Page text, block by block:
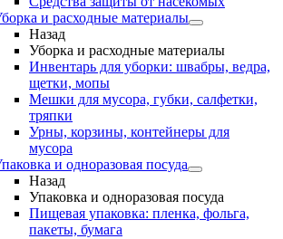
и расходные материалы
Назад
Уборка и расходные материалы
Инвентарь для уборки: швабры, ведра,
щетки, мопы
Мешки для мусора, губки, салфетки,
тряпки
Урны, корзины, контейнеры для
мусора
и одноразовая посуда
Назад
Упаковка и одноразовая посуда
Пищевая упаковка: пленка, фольга,
пакеты, бумага